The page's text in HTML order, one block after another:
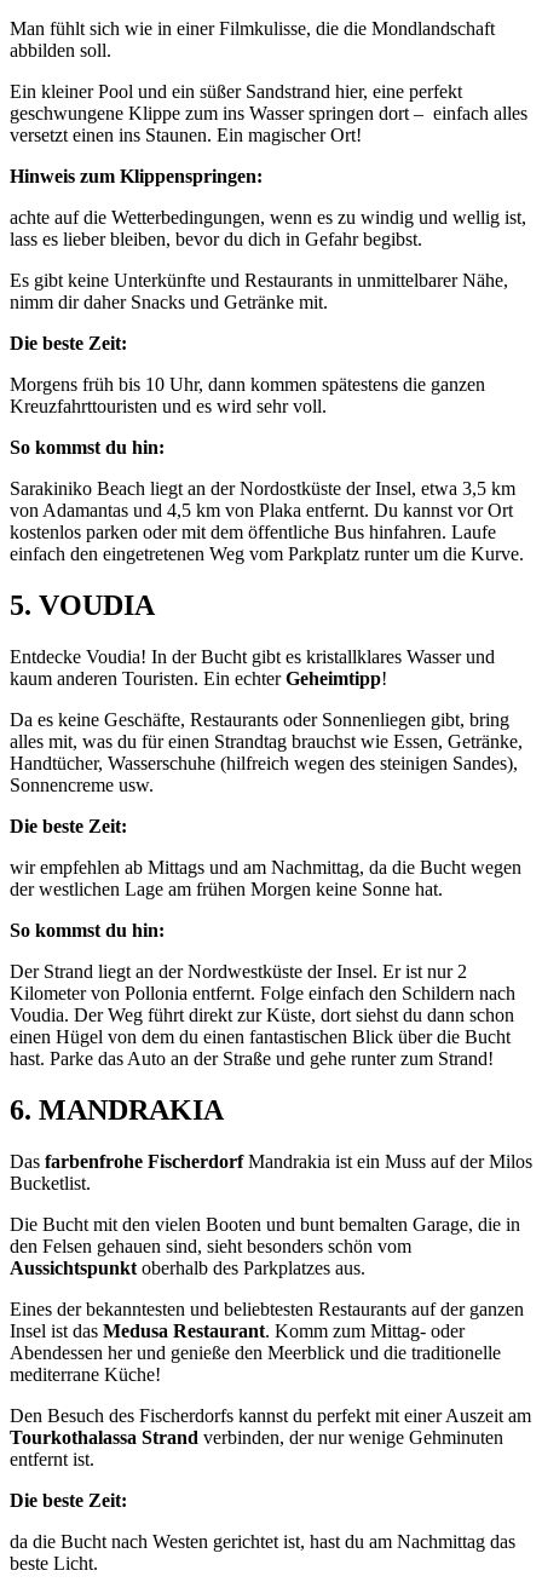
Man fühlt sich wie in einer Filmkulisse, die die Mondlandschaft
abbilden soll.
Ein kleiner Pool und ein süßer Sandstrand hier, eine perfekt
geschwungene Klippe zum ins Wasser springen dort – einfach alles
versetzt einen ins Staunen. Ein magischer Ort!
Hinweis zum Klippenspringen:
achte auf die Wetterbedingungen, wenn es zu windig und wellig ist,
lass es lieber bleiben, bevor du dich in Gefahr begibst.
Es gibt keine Unterkünfte und Restaurants in unmittelbarer Nähe,
nimm dir daher Snacks und Getränke mit.
Die beste Zeit:
Morgens früh bis 10 Uhr, dann kommen spätestens die ganzen
Kreuzfahrttouristen und es wird sehr voll.
So kommst du hin:
Sarakiniko Beach liegt an der Nordostküste der Insel, etwa 3,5 km
von Adamantas und 4,5 km von Plaka entfernt. Du kannst vor Ort
kostenlos parken oder mit dem öffentliche Bus hinfahren. Laufe
einfach den eingetretenen Weg vom Parkplatz runter um die Kurve.
5. VOUDIA
Entdecke Voudia! In der Bucht gibt es kristallklares Wasser und
kaum anderen Touristen. Ein echterGeheimtipp!
Da es keine Geschäfte, Restaurants oder Sonnenliegen gibt, bring
alles mit, was du für einen Strandtag brauchst wie Essen, Getränke,
Handtücher, Wasserschuhe (hilfreich wegen des steinigen Sandes),
Sonnencreme usw.
Die beste Zeit:
wir empfehlen ab Mittags und am Nachmittag, da die Bucht wegen
der westlichen Lage am frühen Morgen keine Sonne hat.
So kommst du hin:
Der Strand liegt an der Nordwestküste der Insel. Er ist nur 2
Kilometer von Pollonia entfernt. Folge einfach den Schildern nach
Voudia. Der Weg führt direkt zur Küste, dort siehst du dann schon
einen Hügel von dem du einen fantastischen Blick über die Bucht
hast. Parke das Auto an der Straße und gehe runter zum Strand!
6. MANDRAKIA
Das farbenfrohe FischerdorfMandrakia ist ein Muss auf der Milos
Bucketlist.
Die Bucht mit den vielen Booten und bunt bemalten Garage, die in
den Felsen gehauen sind, sieht besonders schön vom
Aussichtspunkt oberhalb des Parkplatzes aus.
Eines der bekanntesten und beliebtesten Restaurants auf der ganzen
Insel ist das Medusa Restaurant. Komm zum Mittag- oder
Abendessen her und genieße den Meerblick und die traditionelle
mediterrane Küche!
Den Besuch des Fischerdorfs kannst du perfekt mit einer Auszeit am
Tourkothalassa Strand verbinden, der nur wenige Gehminuten
entfernt ist.
Die beste Zeit:
da die Bucht nach Westen gerichtet ist, hast du am Nachmittag das
beste Licht.